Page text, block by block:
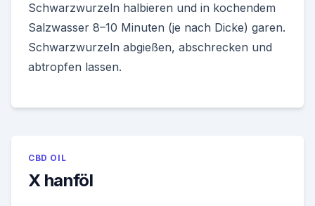
Schwarzwurzeln halbieren und in kochendem
Salzwasser 8–10 Minuten (je nach Dicke) garen.
Schwarzwurzeln abgießen, abschrecken und
abtropfen lassen.
CBD OIL
X hanföl